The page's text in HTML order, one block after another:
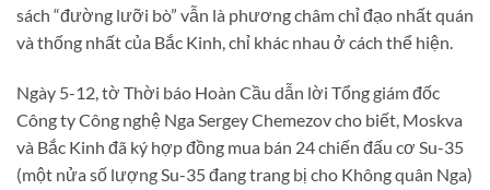
sách “đường lưỡi bò” vẫn là phương châm chỉ đạo nhất quán
và thống nhất của Bắc Kinh, chỉ khác nhau ở cách thể hiện.
Ngày 5-12, tờ Thời báo Hoàn Cầu dẫn lời Tổng giám đốc
Công ty Công nghệ Nga Sergey Chemezov cho biết, Moskva
và Bắc Kinh đã ký hợp đồng mua bán 24 chiến đấu cơ Su-35
(một nửa số lượng Su-35 đang trang bị cho Không quân Nga)